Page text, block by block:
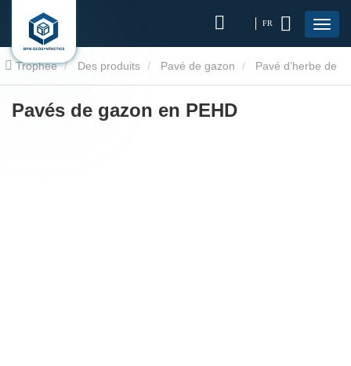
FR
Trophée Des produits Pavé de gazon Pavé d’herbe de
stationnement Pavés de gazon en PEHD
Pavés de gazon en PEHD